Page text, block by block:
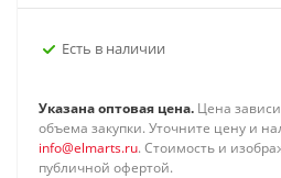
Есть в наличии
Указана оптовая цена. Цена
объема закупки. Уточните цену и
info@elmarts.ru. Стоимость и
публичной офертой.